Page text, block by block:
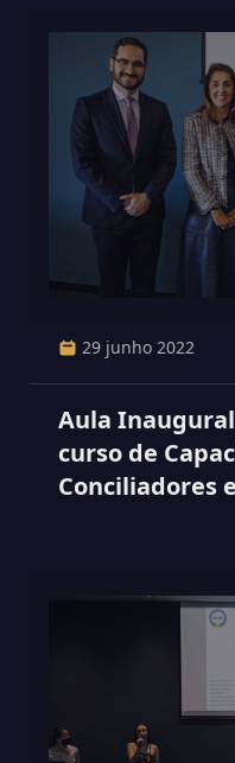
29 junho 2022
Aula
curso de
Conciliadores